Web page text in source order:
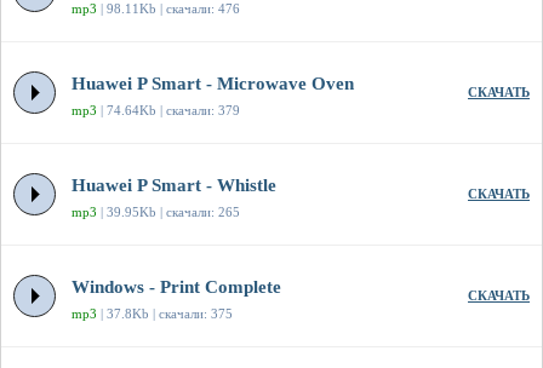
mp3 | 98.11Kb | скачали: 476
Huawei P Smart - Microwave Oven
mp3 | 74.64Kb | скачали: 379
СКАЧАТЬ
Huawei P Smart - Whistle
mp3 | 39.95Kb | скачали: 265
СКАЧАТЬ
Windows - Print Complete
mp3 | 37.8Kb | скачали: 375
СКАЧАТЬ